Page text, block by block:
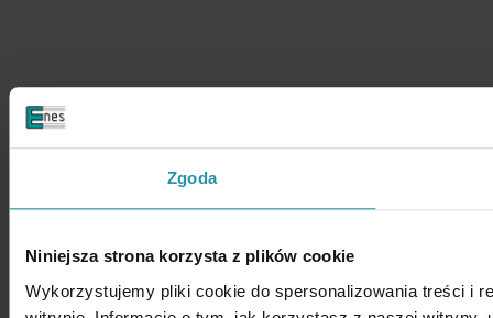
Zgoda
Niniejsza strona korzysta z plików cookie
Wykorzystujemy pliki cookie do spersonalizowania treści i